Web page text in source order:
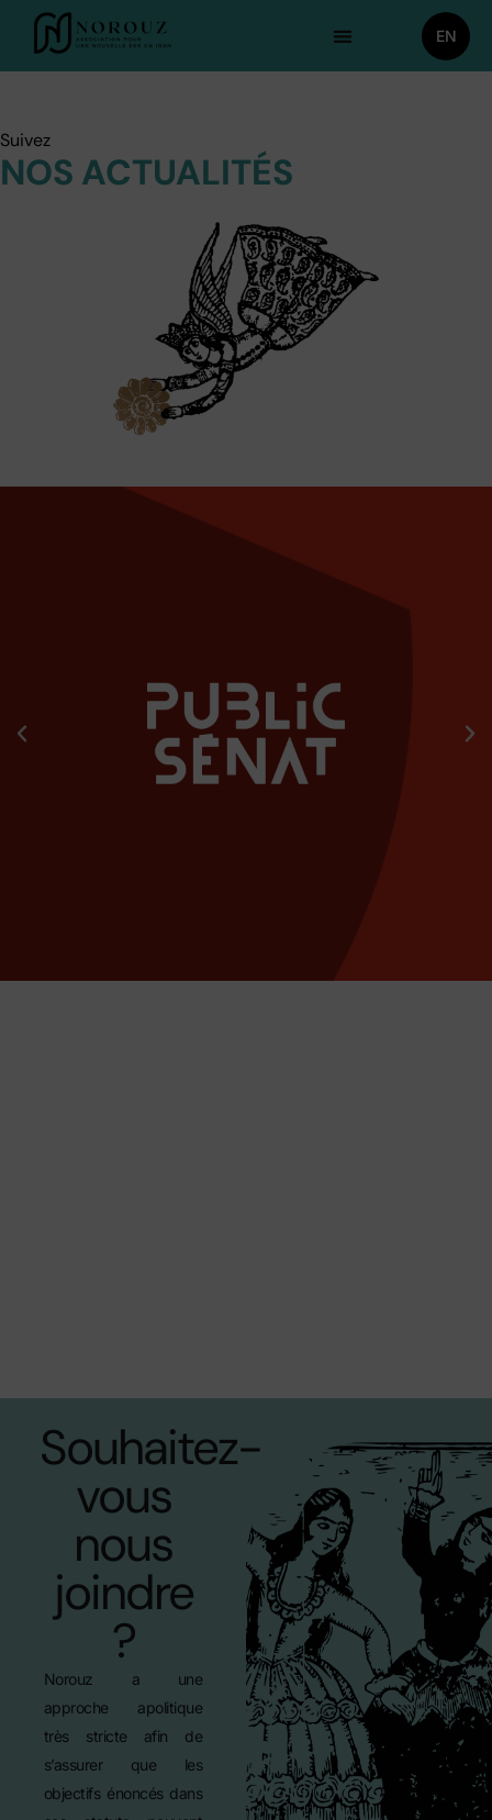
EN
Suivez
NOS ACTUALITÉS
Souhaitez-
vous
nous
joindre
?
Norouz a une
approche apolitique
très stricte afin de
s’assurer que les
objectifs énoncés dans